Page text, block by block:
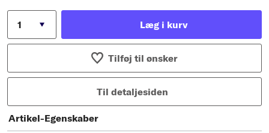
Læg i kurv
Tilføj til ønsker
Til detaljesiden
Artikel-Egenskaber